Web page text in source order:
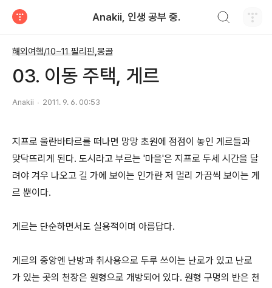
Anakii, 인생 공부 중.
해외여행/10~11 필리핀,몽골
03. 이동 주택, 게르
Anakii 2011. 9. 6. 00:53
지프로 울란바타르를 떠나면 망망 초원에 점점이 놓인 게르들과
맞닥뜨리게 된다. 도시라고 부르는 '마을'은 지프로 두세 시간을 달
려야 겨우 나오고 길 가에 보이는 인가란 저 멀리 가끔씩 보이는 게
르 뿐이다.
게르는 단순하면서도 실용적이며 아름답다.
게르의 중앙엔 난방과 취사용으로 두루 쓰이는 난로가 있고 난로
가 있는 곳의 천장은 원형으로 개방되어 있다. 원형 구멍의 반은 천